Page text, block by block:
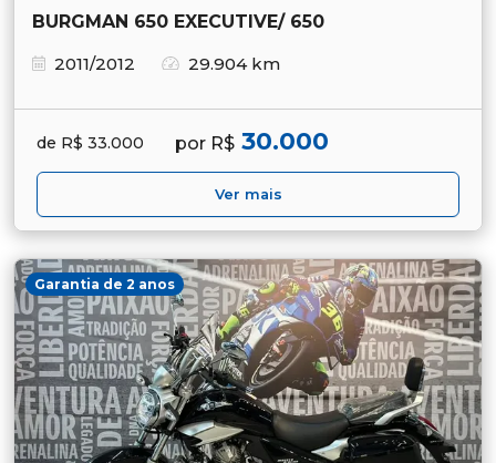
BURGMAN 650 EXECUTIVE/ 650
2011/2012
29.904 km
de R$ 33.000 por R$ 30.000
Ver mais
Garantia de 2 anos